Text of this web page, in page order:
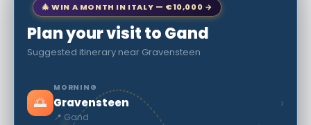
🎄 WIN A MONTH IN ITALY — €10,000 →
Plan your visit to Gand
Suggested itinerary near Gravensteen
🌅
MORNING
Gravensteen
📍 Gand
›